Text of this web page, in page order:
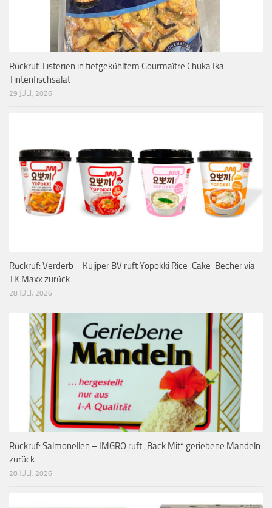
Rückruf: Listerien in tiefgekühltem Gourmaître Chuka Ika
Tintenfischsalat
29 JULI, 2026
Rückruf: Verderb – Kuijper BV ruft Yopokki Rice-Cake-Becher via
TK Maxx zurück
28 JULI, 2026
Rückruf: Salmonellen – IMGRO ruft „Back Mit“ geriebene Mandeln
zurück
28 JULI, 2026